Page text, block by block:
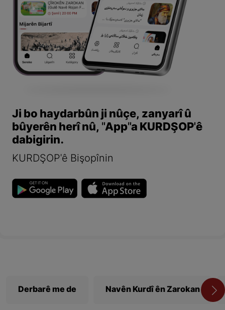
Ji bo haydarbûn ji nûçe, zanyarî û
bûyerên herî nû, "App"a KURDŞOP'ê
dabigirin.
KURDŞOP'ê Bişopînin
Derbarê me de Navên Kurdî ên Zarokan